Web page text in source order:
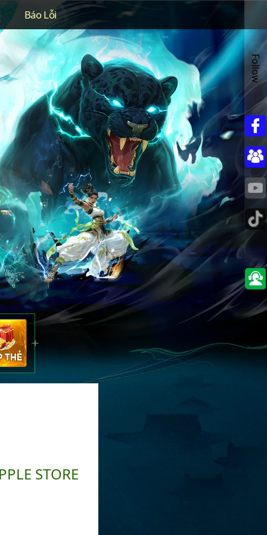
Báo Lỗi
STORE
Follow